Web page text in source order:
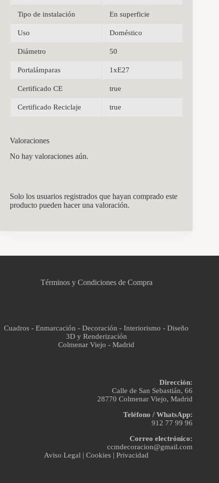
Tipo de instalación En superficie
Uso Doméstico
Diámetro 50
Portalámparas 1xE27
Certificado CE true
Certificado Reciclaje true
Valoraciones
No hay valoraciones aún.
Solo los usuarios registrados que hayan comprado este
producto pueden hacer una valoración.
Términos y Condiciones de Compra
Cuadros - Enmarcación - Decoración - Interiorismo - Diseño
3D y Renderización
Colmenar Viejo - Madrid
Dirección:
Calle de San Sebastián, 66
28770 Colmenar Viejo, Madrid
Teléfono / WhatsApp:
912 77 99 96
Correo electrónico:
ccmdecoracion@gmail.com
Aviso Legal |Cookies |Privacidad
Asistente virtual · En línea